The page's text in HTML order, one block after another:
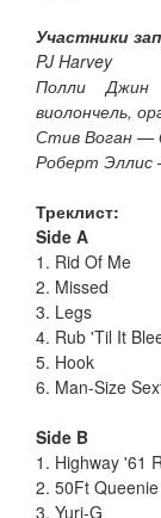
Участники
PJ Harvey
Полли Джин
виолончель,
Стив Воган —
Роберт Эллис
Треклист:
Side A
1. Rid Of Me
2. Missed
3. Legs
4. Rub 'Til It
5. Hook
6. Man-Size
Side B
1. Highway '61
2. 50Ft Queenie
3. Yuri-G